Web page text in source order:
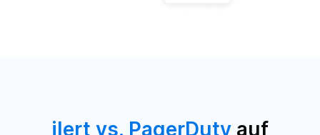
ilert vs. PagerDuty auf